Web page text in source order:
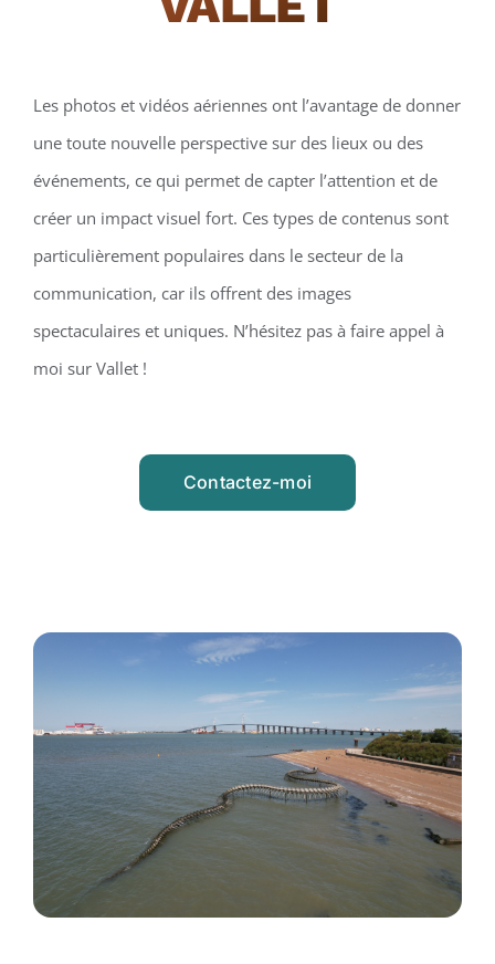
Les photos et vidéos aériennes ont l’avantage de donner
une toute nouvelle perspective sur des lieux ou des
événements, ce qui permet de capter l’attention et de
créer un impact visuel fort. Ces types de contenus sont
particulièrement populaires dans le secteur de la
communication, car ils offrent des images
spectaculaires et uniques. N’hésitez pas à faire appel à
moi sur Vallet !
Contactez-moi